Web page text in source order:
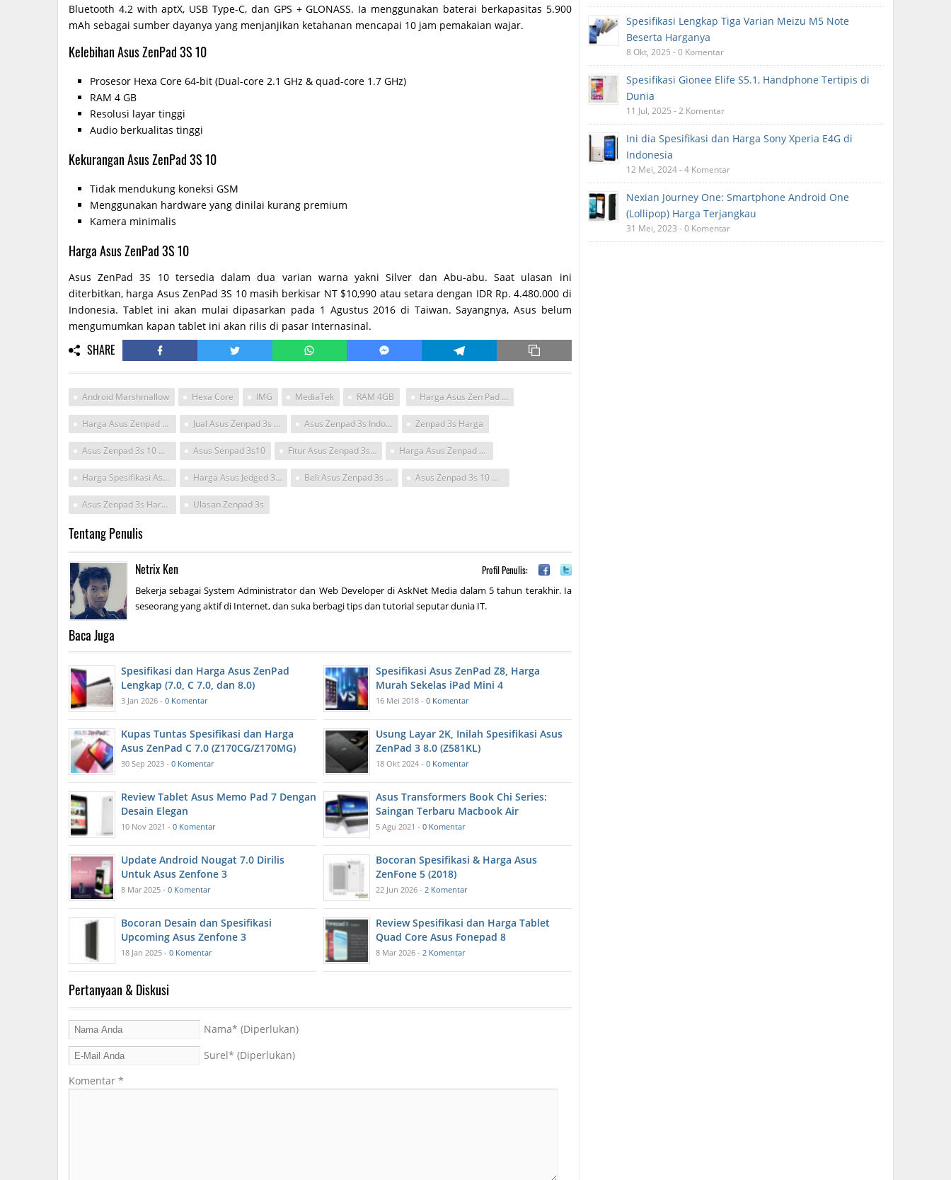
Bluetooth 4.2 with aptX, USB Type-C, dan GPS + GLONASS. Ia menggunakan baterai berkapasitas 5.900
mAh sebagai sumber dayanya yang menjanjikan ketahanan mencapai 10 jam pemakaian wajar.
Kelebihan Asus ZenPad 3S 10
Prosesor Hexa Core 64-bit (Dual-core 2.1 GHz & quad-core 1.7 GHz)
RAM 4 GB
Resolusi layar tinggi
Audio berkualitas tinggi
Kekurangan Asus ZenPad 3S 10
Tidak mendukung koneksi GSM
Menggunakan hardware yang dinilai kurang premium
Kamera minimalis
Harga Asus ZenPad 3S 10
Asus ZenPad 3S 10 tersedia dalam dua varian warna yakni Silver dan Abu-abu. Saat ulasan ini
diterbitkan, harga Asus ZenPad 3S 10 masih berkisar NT $10,990 atau setara dengan IDR Rp. 4.480.000 di
Indonesia. Tablet ini akan mulai dipasarkan pada 1 Agustus 2016 di Taiwan. Sayangnya, Asus belum
mengumumkan kapan tablet ini akan rilis di pasar Internasinal.
SHARE
Android Marshmallow Hexa Core IMG MediaTek RAM 4GB Harga Asus Zen Pad 3 S 10
Harga Asus Zenpad 3s Jual Asus Zenpad 3s 10 Z500m Asus Zenpad 3s Indonesia Zenpad 3s Harga
Asus Zenpad 3s 10 Harga Dan Spesifikasi Asus Senpad 3s10 Fitur Asus Zenpad 3s10 Harga Asus Zenpad 3s 10
Harga Spesifikasi Asus Zenpad 3s 10 Harga Asus Jedged 3s10 Beli Asus Zenpad 3s 10 Asus Zenpad 3s 10 Di Indonesia
Asus Zenpad 3s Harga Ulasan Zenpad 3s
Tentang Penulis
Netrix Ken Profil Penulis:
Bekerja sebagai System Administrator dan Web Developer di AskNet Media dalam 5 tahun terakhir. Ia
seseorang yang aktif di Internet, dan suka berbagi tips dan tutorial seputar dunia IT.
Baca Juga
Spesifikasi dan Harga Asus ZenPad
Lengkap (7.0, C 7.0, dan 8.0)
3 Jan 2026 - 0 Komentar
Spesifikasi Asus ZenPad Z8, Harga
Murah Sekelas iPad Mini 4
16 Mei 2018 -0 Komentar
Kupas Tuntas Spesifikasi dan Harga
Asus ZenPad C 7.0 (Z170CG/Z170MG)
30 Sep 2023 - 0 Komentar
Usung Layar 2K, Inilah Spesifikasi Asus
ZenPad 3 8.0 (Z581KL)
18 Okt 2024 -0 Komentar
Review Tablet Asus Memo Pad 7 Dengan
Desain Elegan
10 Nov 2021 - 0 Komentar
Asus Transformers Book Chi Series:
Saingan Terbaru Macbook Air
5 Agu 2021 -0 Komentar
Update Android Nougat 7.0 Dirilis
Untuk Asus Zenfone 3
8 Mar 2025 - 0 Komentar
Bocoran Spesifikasi & Harga Asus
ZenFone 5 (2018)
22 Jun 2026 - 2 Komentar
Bocoran Desain dan Spesifikasi
Upcoming Asus Zenfone 3
18 Jan 2025 - 0 Komentar
Review Spesifikasi dan Harga Tablet
Quad Core Asus Fonepad 8
8 Mar 2026 - 2 Komentar
Pertanyaan & Diskusi
Nama* (Diperlukan)
Surel* (Diperlukan)
Komentar *
Spesifikasi Lengkap Tiga Varian Meizu M5 Note
Beserta Harganya
8 Okt, 2025 - 0 Komentar
Spesifikasi Gionee Elife S5.1, Handphone Tertipis di
Dunia
11 Jul, 2025 - 2 Komentar
Ini dia Spesifikasi dan Harga Sony Xperia E4G di
Indonesia
12 Mei, 2024 - 4 Komentar
Nexian Journey One: Smartphone Android One
(Lollipop) Harga Terjangkau
31 Mei, 2023 - 0 Komentar